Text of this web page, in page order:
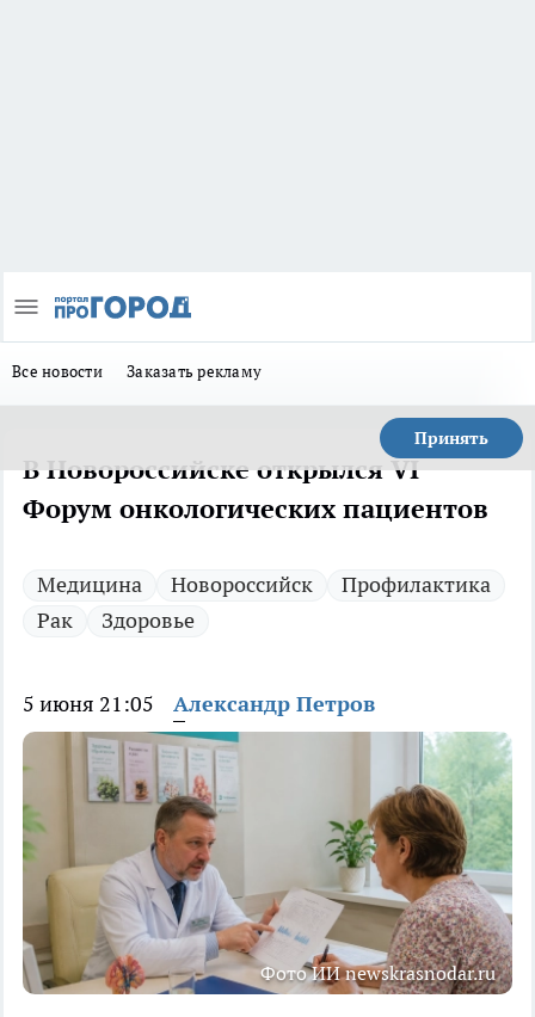
Все новости Заказать рекламу
Принять
В Новороссийске открылся VI
Форум онкологических пациентов
Медицина Новороссийск
Профилактика
Рак
Здоровье
5 июня 21:05 Александр Петров
Фото ИИ newskrasnodar.ru